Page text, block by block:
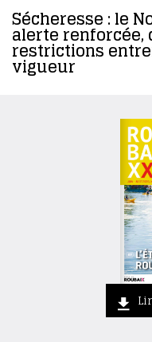
Sécheresse : le
alerte renforcée,
restrictions
vigueur